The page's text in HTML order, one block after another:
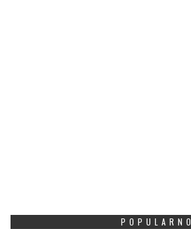
POPULARNO